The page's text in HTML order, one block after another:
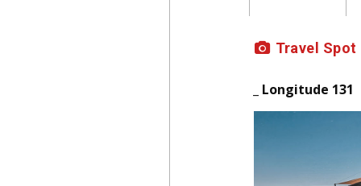
Travel Spot
_ Longitude 131